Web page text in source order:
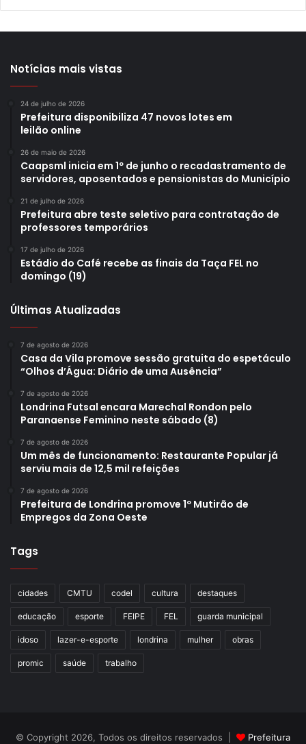
Notícias mais vistas
24 de julho de 2026
Prefeitura disponibiliza 47 novos lotes em
leilão online
26 de maio de 2026
Caapsml inicia em 1º de junho o recadastramento de
servidores, aposentados e pensionistas do Município
21 de julho de 2026
Prefeitura abre teste seletivo para contratação de
professores temporários
17 de julho de 2026
Estádio do Café recebe as finais da Taça FEL no
domingo (19)
Últimas Atualizadas
7 de agosto de 2026
Casa da Vila promove sessão gratuita do espetáculo
“Olhos d’Água: Diário de uma Ausência”
7 de agosto de 2026
Londrina Futsal encara Marechal Rondon pelo
Paranaense Feminino neste sábado (8)
7 de agosto de 2026
Um mês de funcionamento: Restaurante Popular já
serviu mais de 12,5 mil refeições
7 de agosto de 2026
Prefeitura de Londrina promove 1º Mutirão de
Empregos da Zona Oeste
Tags
cidades CMTU codel cultura destaques
educação esporte FEIPE FEL guarda municipal
idoso lazer-e-esporte londrina mulher obras
promic saúde trabalho
© Copyright 2026, Todos os direitos reservados | Prefeitura